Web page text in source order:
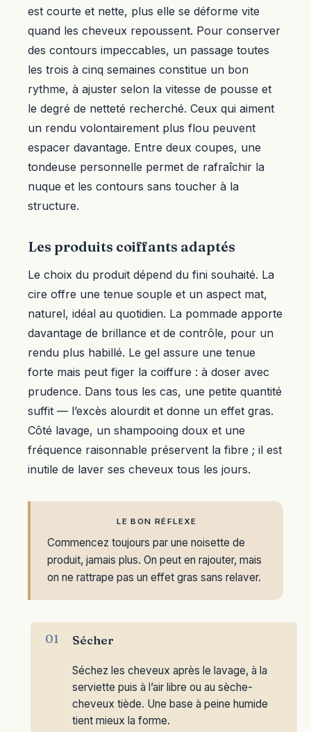
est courte et nette, plus elle se déforme vite
quand les cheveux repoussent. Pour conserver
des contours impeccables, un passage toutes
les trois à cinq semaines constitue un bon
rythme, à ajuster selon la vitesse de pousse et
le degré de netteté recherché. Ceux qui aiment
un rendu volontairement plus flou peuvent
espacer davantage. Entre deux coupes, une
tondeuse personnelle permet de rafraîchir la
nuque et les contours sans toucher à la
structure.
Les produits coiffants adaptés
Le choix du produit dépend du fini souhaité. La
cire offre une tenue souple et un aspect mat,
naturel, idéal au quotidien. La pommade apporte
davantage de brillance et de contrôle, pour un
rendu plus habillé. Le gel assure une tenue
forte mais peut figer la coiffure : à doser avec
prudence. Dans tous les cas, une petite quantité
suffit — l’excès alourdit et donne un effet gras.
Côté lavage, un shampooing doux et une
fréquence raisonnable préservent la fibre ; il est
inutile de laver ses cheveux tous les jours.
LE BON RÉFLEXE
Commencez toujours par une noisette de
produit, jamais plus. On peut en rajouter, mais
on ne rattrape pas un effet gras sans relaver.
Sécher
Séchez les cheveux après le lavage, à la
serviette puis à l’air libre ou au sèche-
cheveux tiède. Une base à peine humide
tient mieux la forme.